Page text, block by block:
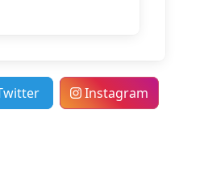
Instagram